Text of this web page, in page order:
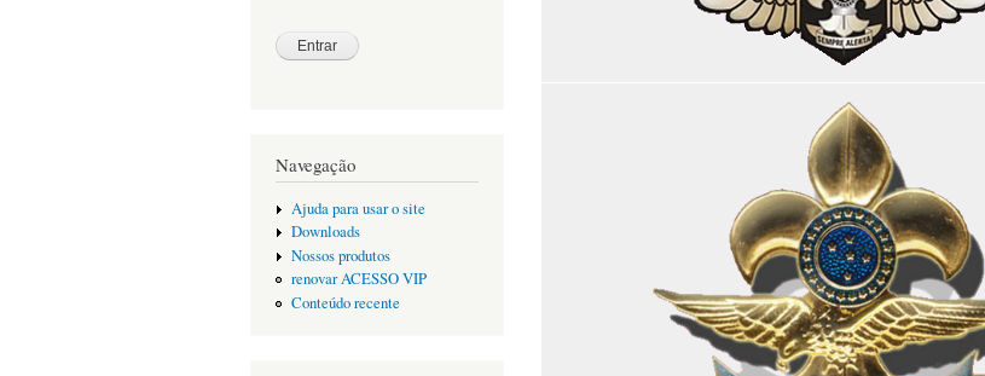
Navegação
Ajuda para usar o site
Downloads
Nossos produtos
renovar ACESSO VIP
Conteúdo recente